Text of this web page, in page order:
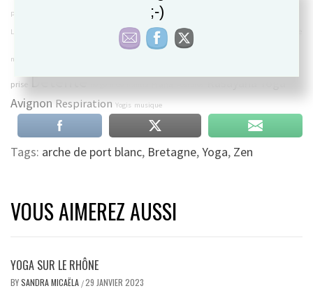
planete pranayama Hongrie
Lawrence d'Arabie vitalité pratique personnelle
nouvelle année Yoga
prise Détente
Avignon Respiration Yogis musique
Tags: arche de port blanc, Bretagne,Yoga, Zen
VOUS AIMEREZ AUSSI
YOGA SUR LE RHÔNE
BYSANDRA MICAËLA /29 JANVIER 2023
;-)